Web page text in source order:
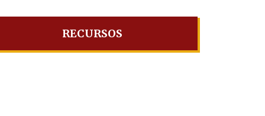
RECURSOS